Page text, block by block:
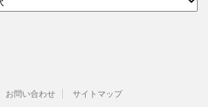
お問い合わせ サイトマップ